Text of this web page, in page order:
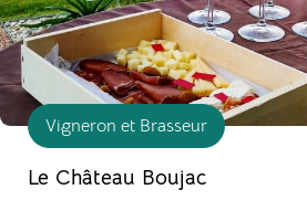
Vigneron et Brasseur
Le Château Boujac